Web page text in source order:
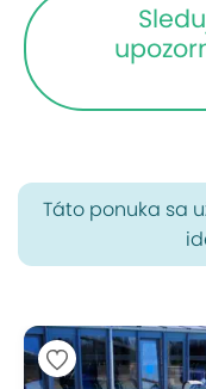
Táto ponuka sa